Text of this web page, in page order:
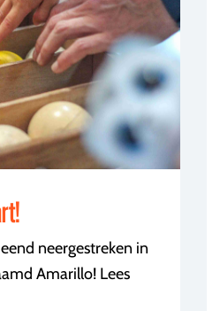
neergestreken in
Amarillo! Lees